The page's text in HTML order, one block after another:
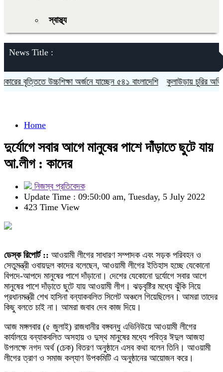
স্বাস্থ্য
News Title :
বৃত্তিতে উচ্চশিক্ষা অর্জনে যাচ্ছেন ৫৪১ বাংলাদেশি কুলাউড়ায় চুরির
Home
দুর্যোগে সবার আগে মানুষের পাশে দাঁড়াতে ছুটে যায়
আ.লীগ : কাদের
নিজস্ব প্রতিবেদক
Update Time : 09:50:00 am, Tuesday, 5 July 2022
423 Time View
ডেস্ক রিপোর্ট :: আওয়ামী লীগের সাধারণ সম্পাদক এবং সড়ক পরিবহন ও
সেতুমন্ত্রী ওবায়দুল কাদের বলেছেন, আওয়ামী লীগের ইতিহাস হচ্ছে যেকোনো
বিপদে-আপদে মানুষের পাশে দাঁড়ানো। দেশের যেকোনো দুর্যোগে সবার আগে
মানুষের পাশে দাঁড়াতে ছুটে যায় আওয়ামী লীগ। ঝড়বৃষ্টির মধ্যে ঝুঁকি নিয়ে
প্রধানমন্ত্রী শেখ হাসিনা বন্যাকবলিত সিলেট অঞ্চলে গিয়েছিলেন। আমরা তাদের
কিছু বলতে চাই না। আমরা জবাব দেব কাজ দিয়ে।
আজ মঙ্গলবার (৫ জুলাই) রাজধানীর বঙ্গবন্ধু এভিনিউয়ে আওয়ামী লীগের
কার্যালয়ে বন্যাকবলিত অসহায় ও দুস্থ মানুষের মধ্যে পবিত্র ঈদুল আজহা
উপলক্ষে নগদ অর্থ (চেক) বিতরণ অনুষ্ঠানে এসব কথা বলেন তিনি। আওয়ামী
লীগের ত্রাণ ও সমাজ কল্যাণ উপকমিটি এ অনুষ্ঠানের আয়োজন করে।